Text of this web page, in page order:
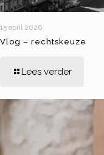
15 april 2026
Vlog – rechtskeuze
Lees verder